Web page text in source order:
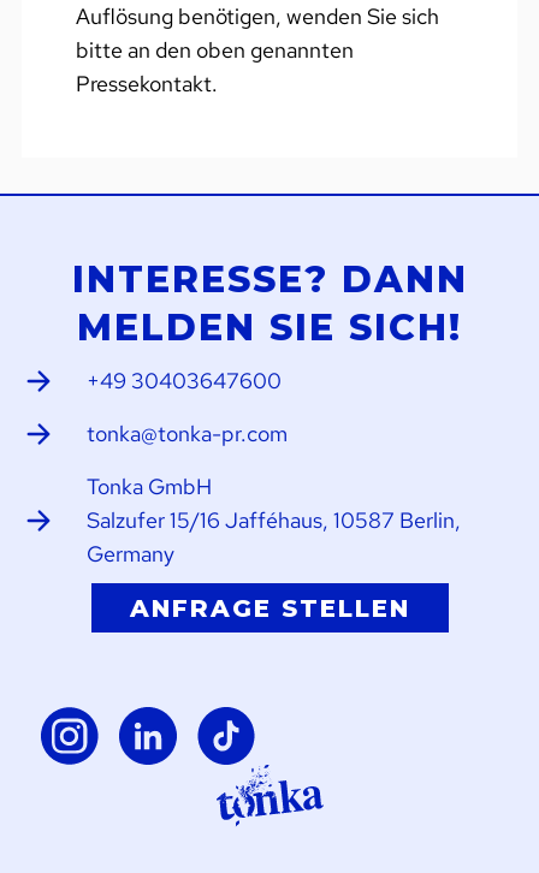
Auflösung benötigen, wenden Sie sich
bitte an den oben genannten
Pressekontakt.
INTERESSE? DANN
MELDEN SIE SICH!
+49 30403647600
tonka@tonka-pr.com
Tonka GmbH
Salzufer 15/16 Jafféhaus, 10587 Berlin,
Germany
ANFRAGE STELLEN